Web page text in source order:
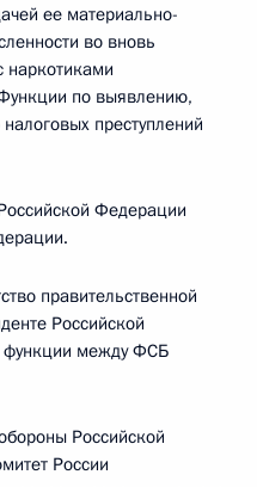
ее материально-
во вновь
наркотиками
по выявлению,
преступлений
Федерации
правительственной
Российской
функции между ФСБ
Российской
России